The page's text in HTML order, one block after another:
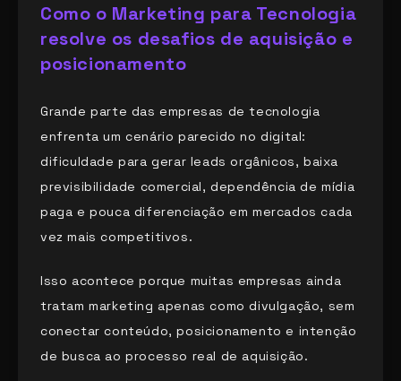
Como o Marketing para Tecnologia
resolve os desafios de aquisição e
posicionamento
Grande parte das empresas de tecnologia
enfrenta um cenário parecido no digital:
dificuldade para gerar leads orgânicos, baixa
previsibilidade comercial, dependência de mídia
paga e pouca diferenciação em mercados cada
vez mais competitivos.
Isso acontece porque muitas empresas ainda
tratam marketing apenas como divulgação, sem
conectar conteúdo, posicionamento e intenção
de busca ao processo real de aquisição.